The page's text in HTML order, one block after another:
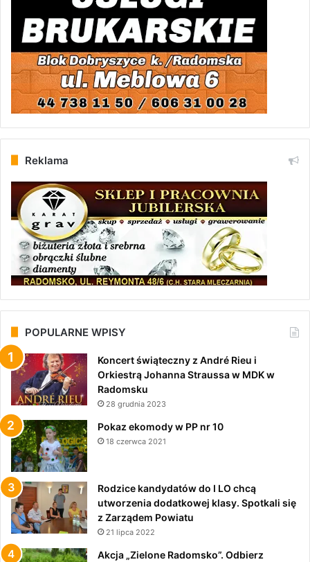
Reklama
POPULARNE WPISY
Koncert świąteczny z André Rieu i
Orkiestrą Johanna Straussa w MDK w
Radomsku
28 grudnia 2023
Pokaz ekomody w PP nr 10
18 czerwca 2021
Rodzice kandydatów do I LO chcą
utworzenia dodatkowej klasy. Spotkali się
z Zarządem Powiatu
21 lipca 2022
Akcja „Zielone Radomsko”. Odbierz